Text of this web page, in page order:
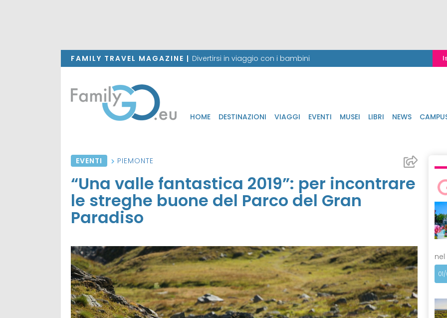
FAMILY TRAVEL MAGAZINE | Divertirsi in viaggio con i bambini
HOME DESTINAZIONI VIAGGI EVENTI MUSEI LIBRI NEWS
EVENTI PIEMONTE
“Una valle fantastica 2019”: per incontrare
le streghe buone del Parco del Gran
Paradiso
nel